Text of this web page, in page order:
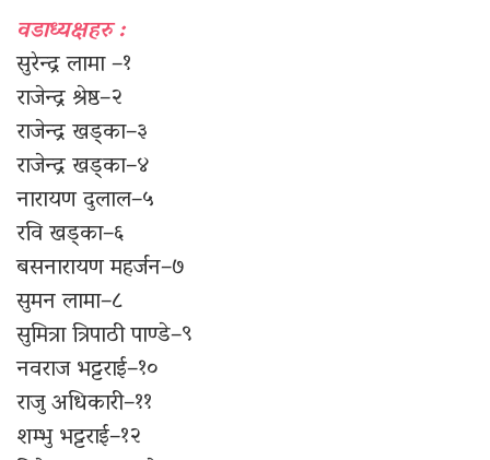
वडाध्यक्षहरु :
सुरेन्द्र लामा –१
राजेन्द्र श्रेष्ठ–२
राजेन्द्र खड्का–३
राजेन्द्र खड्का–४
नारायण दुलाल–५
रवि खड्का–६
बसनारायण महर्जन–७
सुमन लामा–८
सुमित्रा त्रिपाठी पाण्डे–९
नवराज भट्टराई–१०
राजु अधिकारी–११
शम्भु भट्टराई–१२